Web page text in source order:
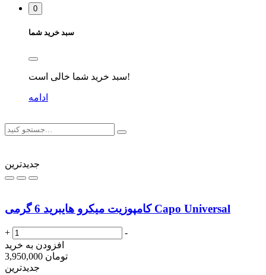
0
سبد خرید شما
سبد خرید شما خالی است!
ادامه
جدیدترین
کامپوزیت میکرو هایبرید 6 گرمی Capo Universal
+
-
افزودن به خرید
3,950,000 تومان
جدیدترین